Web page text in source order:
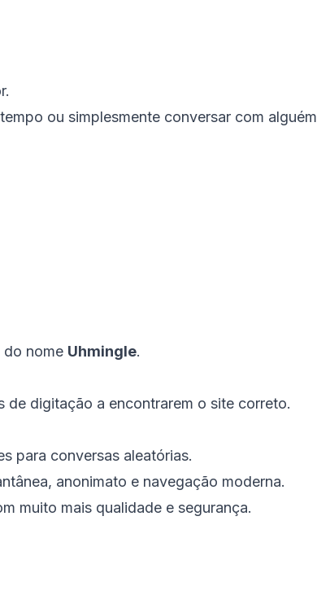
ou simplesmente conversar com alguém
do nome Uhmingle.
de digitação a encontrarem o site correto.
para conversas aleatórias.
anonimato e navegação moderna.
muito mais qualidade e segurança.